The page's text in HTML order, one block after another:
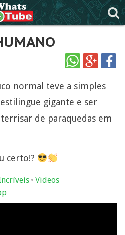
normal teve a simples
gigante e ser
de paraquedas em
certo!?
• Videos